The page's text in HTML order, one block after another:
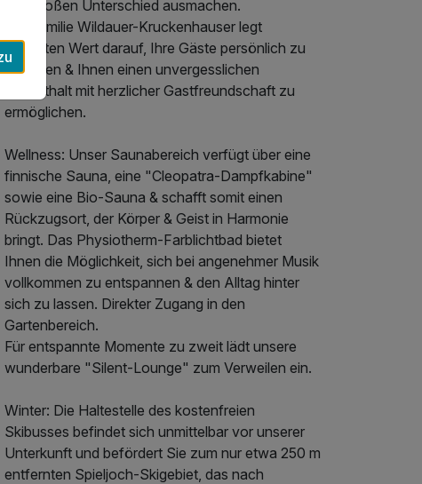
den großen Unterschied ausmachen.
Die Familie Wildauer-Kruckenhauser legt
höchsten Wert darauf, Ihre Gäste persönlich zu
betreuen & Ihnen einen unvergesslichen
Aufenthalt mit herzlicher Gastfreundschaft zu
ermöglichen.
Wellness: Unser Saunabereich verfügt über eine
finnische Sauna, eine "Cleopatra-Dampfkabine"
sowie eine Bio-Sauna & schafft somit einen
Rückzugsort, der Körper & Geist in Harmonie
bringt. Das Physiotherm-Farblichtbad bietet
Ihnen die Möglichkeit, sich bei angenehmer Musik
vollkommen zu entspannen & den Alltag hinter
sich zu lassen. Direkter Zugang in den
Gartenbereich.
Für entspannte Momente zu zweit lädt unsere
wunderbare "Silent-Lounge" zum Verweilen ein.
Winter: Die Haltestelle des kostenfreien
Skibusses befindet sich unmittelbar vor unserer
Unterkunft und befördert Sie zum nur etwa 250 m
entfernten Spieljoch-Skigebiet, das nach